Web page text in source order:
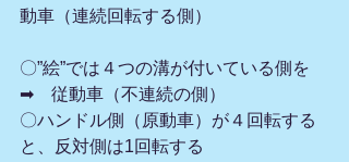
動車（連続回転する側）
〇”絵”では４つの溝が付いている側を
➡　従動車（不連続の側）
〇ハンドル側（原動車）が４回転する
と、反対側は1回転する